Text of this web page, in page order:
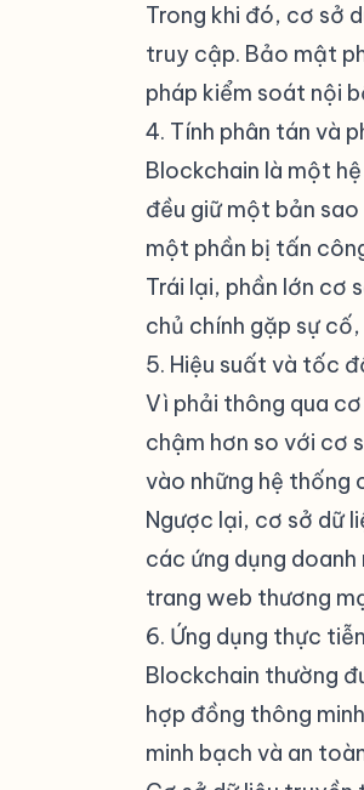
Trong khi đó, cơ sở
truy cập. Bảo mật
pháp kiểm soát nội
4. Tính phân tán và
Blockchain là một
đều giữ một bản
một phần bị tấn
Trái lại, phần lớn cơ
chủ chính gặp sự
5. Hiệu suất và tốc
Vì phải thông qua
chậm hơn so với cơ
vào những hệ thống
Ngược lại, cơ sở dữ
các ứng dụng
trang web thương
6. Ứng dụng thực tiễn
Blockchain thường
hợp đồng thông
minh bạch và an